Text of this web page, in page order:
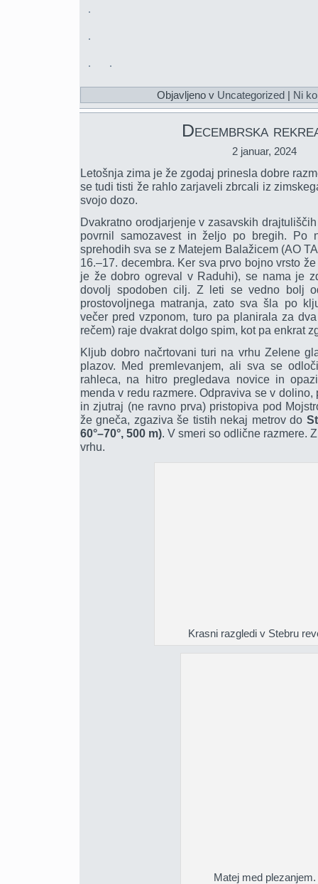
Objavljeno v Uncategorized | Ni
Decembrska
2 januar, 2024
Letošnja zima je že zgodaj prinesla dobre
se tudi tisti že rahlo zarjaveli zbrcali iz
svojo dozo.
Dvakratno orodjarjenje v zasavskih
povrnil samozavest in željo po bregih. Po
sprehodih sva se z Matejem Balažicem (AO
16.–17. decembra. Ker sva prvo bojno vrsto
je že dobro ogreval v Raduhi), se nama je
dovolj spodoben cilj. Z leti se vedno bolj
prostovoljnega matranja, zato sva šla po
večer pred vzponom, turo pa planirala za
rečem) raje dvakrat dolgo spim, kot pa enkrat
Kljub dobro načrtovani turi na vrhu Zelene
plazov. Med premlevanjem, ali sva se
rahleca, na hitro pregledava novice in
menda v redu razmere. Odpraviva se v
in zjutraj (ne ravno prva) pristopiva pod
že gneča, zgaziva še tistih nekaj metrov do
60°–70°, 500 m). V smeri so odlične razmere.
vrhu.
Krasni razgledi v Stebru
Matej med plezanjem.